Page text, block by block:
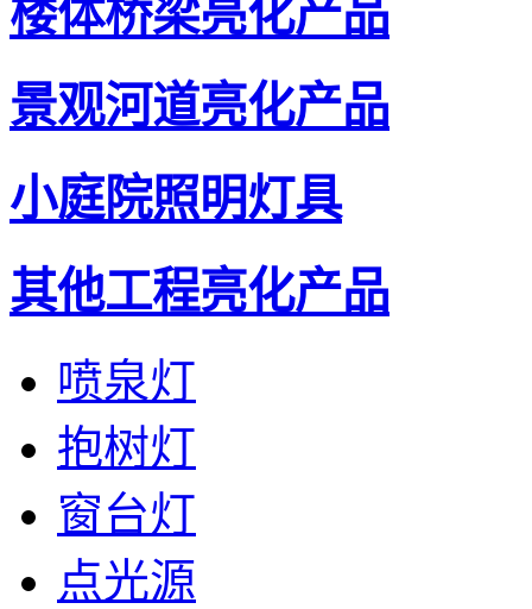
楼体桥梁亮化产品
景观河道亮化产品
小庭院照明灯具
其他工程亮化产品
喷泉灯
抱树灯
窗台灯
点光源